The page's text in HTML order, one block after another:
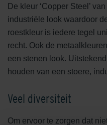
De kleur ‘Copper Steel’
industriële look waardoor
roestkleur is iedere tegel
recht. Ook de
een stenen look.
houden van een stoere,
Veel diversiteit
Om ervoor te zorgen dat